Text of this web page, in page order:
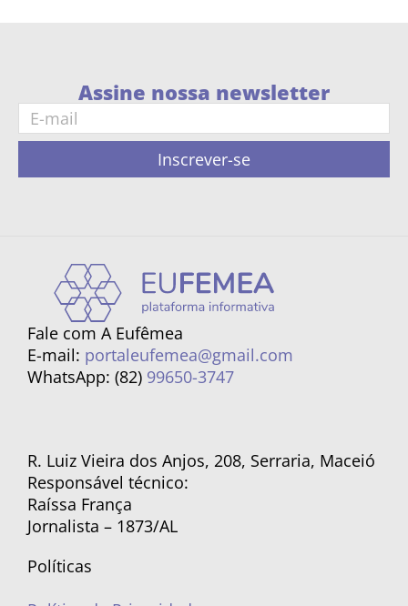
Assine nossa newsletter
Inscrever-se
Fale com A Eufêmea
E-mail: portaleufemea@gmail.com
WhatsApp: (82) 99650-3747
R. Luiz Vieira dos Anjos, 208, Serraria, Maceió
Responsável técnico:
Raíssa França
Jornalista – 1873/AL
Políticas